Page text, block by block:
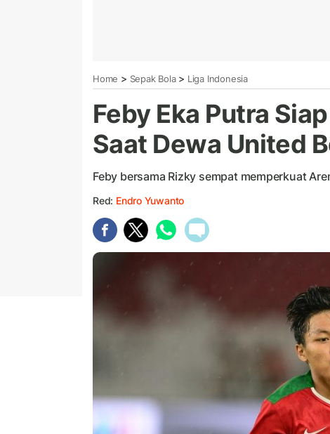
Home > Sepak Bola> Liga Indonesia
Feby Eka Putra
Saat Dewa United
Feby bersama Rizky sempat memperkuat
Red: Endro Yuwanto